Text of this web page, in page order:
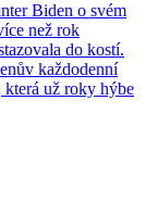
Biden o svém
než rok
do kostí.
každodenní
která už roky hýbe